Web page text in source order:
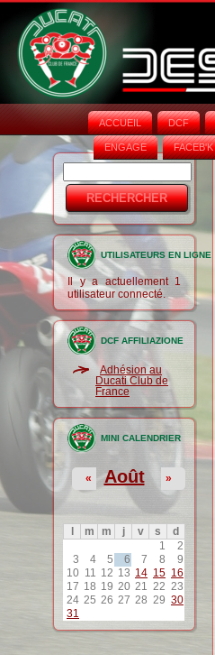
ACCUEIL DCF
ENGAGE FACEB'K
Formulaire
de
recherche
UTILISATEURS EN LIGNE
Il y a actuellement 1
utilisateur connecté.
DCF AFFILIAZIONE
Adhésion au
Ducati Club de
France
MINI CALENDRIER
Août
« »
m m j v s
d
1
2
3
4 5 6 7 8
9
10 11 12 13 14 15 16
17 18 19 20 21 22 23
24 25 26 27 28 29 30
31